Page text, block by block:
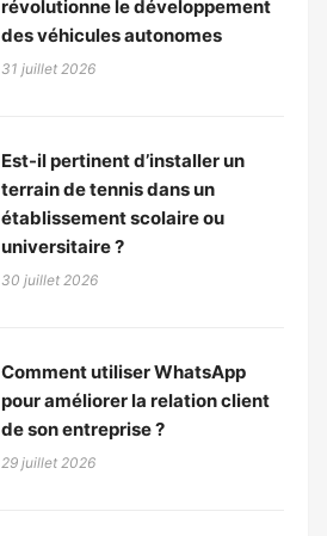
révolutionne le développement
des véhicules autonomes
31 juillet 2026
Est-il pertinent d’installer un
terrain de tennis dans un
établissement scolaire ou
universitaire ?
30 juillet 2026
Comment utiliser WhatsApp
pour améliorer la relation client
de son entreprise ?
29 juillet 2026